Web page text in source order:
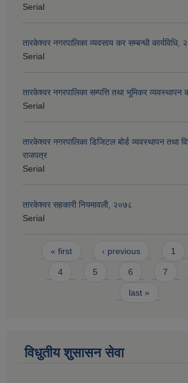
Serial
तारकेश्वर नगरपालिका व्यवसाय कर सम्बन्धी कार्यविधि,
Serial
तारकेश्वर नगरपालिका सम्पत्ति तथा भूमिकर व्यवस्थापन
Serial
तारकेश्वर नगरपालिका डिजिटल बोर्ड व्यवस्थापन तथा
राजपत्र
Serial
तारकेश्वर सहकारी नियमावली, २०७८
Serial
Pages
« first ‹ previous 1
4 5 6 7
last »
विधुतीय शुसासन सेवा